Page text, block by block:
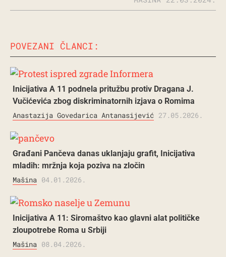
POVEZANI ČLANCI:
Inicijativa A 11 podnela pritužbu protiv Dragana J.
Vučićevića zbog diskriminatornih izjava o Romima
Anastazija Govedarica Antanasijević 27.05.2026.
Građani Pančeva danas uklanjaju grafit, Inicijativa
mladih: mržnja koja poziva na zločin
Mašina 04.01.2026.
Inicijativa A 11: Siromaštvo kao glavni alat političke
zloupotrebe Roma u Srbiji
Mašina 08.04.2026.